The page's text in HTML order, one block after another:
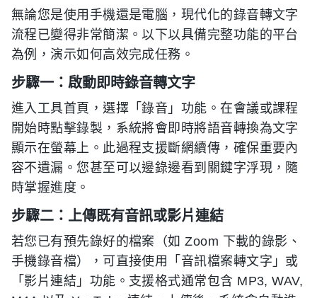
無論您是使用手機還是電腦，現代化的錄音轉文字
流程已變得非常簡潔。以下以具備完整功能的平台
為例，演示如何高效完成任務。
步驟一：啟動即時錄音轉文字
進入工具首頁，選擇「錄音」功能。在會議或課程
開始時點擊錄製，系統將會即時將語音轉換為文字
顯示在螢幕上。此過程支援斷網續傳，確保重要內
容不遺漏。您甚至可以邊錄邊看到關鍵字浮現，隨
時掌握進度。
步驟二：上傳既有音訊或影片連結
若您已有預先錄好的檔案（如 Zoom 下載的錄影、
手機錄音檔），可直接使用「音訊檔案轉文字」或
「影片連結」功能。支援格式通常包含 MP3, WAV,